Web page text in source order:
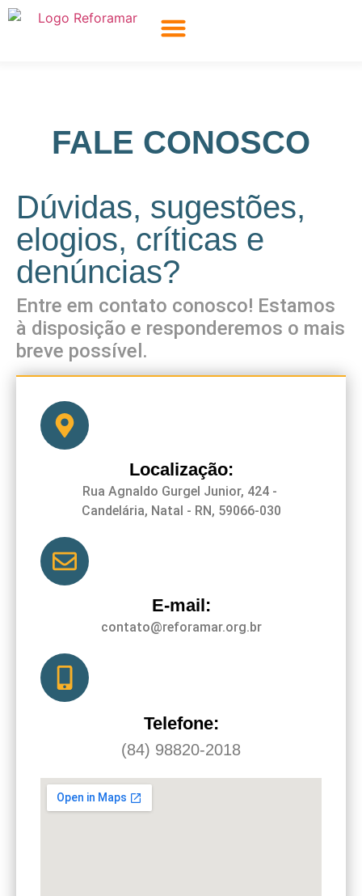
FALE CONOSCO
Dúvidas, sugestões,
elogios, críticas e
denúncias?
Entre em contato conosco! Estamos
à disposição e responderemos o mais
breve possível.
Localização:
Rua Agnaldo Gurgel Junior, 424 -
Candelária, Natal - RN, 59066-030
E-mail:
contato@reforamar.org.br
Telefone:
(84) 98820-2018